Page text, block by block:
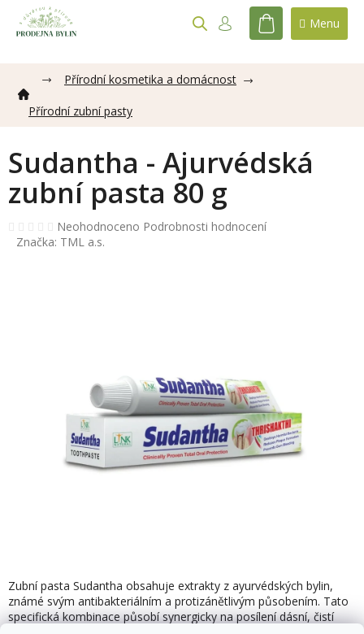
obsah
NÁKUPNÍ
Přírodní kosmetika a domácnost
Přírodní zubní pasty
Sudantha - Ajurvédská
zubní pasta 80 g
Průměrné
hodnocení
Neohodnoceno Podrobnosti hodnocení
Značka: TML a.s.
Zubní pasta Sudantha obsahuje extrakty z ayurvédských bylin,
známé svým antibakteriálním a protizánětlivým působením. Tato
specifická kombinace působí synergicky na posílení dásní, čistí